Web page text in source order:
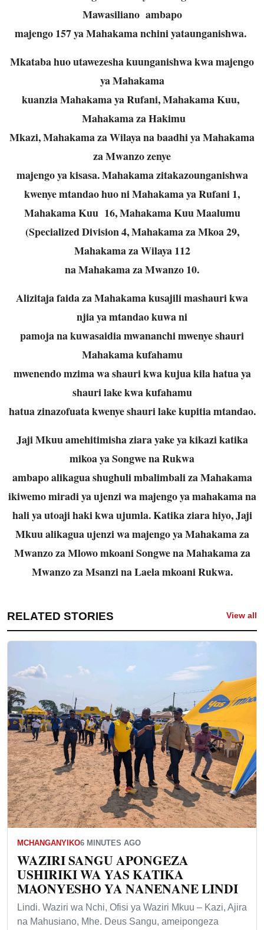
Mawasiliano ambapo
majengo 157 ya Mahakama nchini yataunganishwa.
Mkataba huo utawezesha kuunganishwa kwa majengo
ya Mahakama
kuanzia Mahakama ya Rufani, Mahakama Kuu,
Mahakama za Hakimu
Mkazi, Mahakama za Wilaya na baadhi ya Mahakama
za Mwanzo zenye
majengo ya kisasa. Mahakama zitakazounganishwa
kwenye mtandao huo ni Mahakama ya Rufani 1,
Mahakama Kuu 16, Mahakama Kuu Maalumu
(Specialized Division 4, Mahakama za Mkoa 29,
Mahakama za Wilaya 112
na Mahakama za Mwanzo 10.
Alizitaja faida za Mahakama kusajili mashauri kwa
njia ya mtandao kuwa ni
pamoja na kuwasaidia mwananchi mwenye shauri
Mahakama kufahamu
mwenendo mzima wa shauri kwa kujua kila hatua ya
shauri lake kwa kufahamu
hatua zinazofuata kwenye shauri lake kupitia mtandao.
Jaji Mkuu amehitimisha ziara yake ya kikazi katika
mikoa ya Songwe na Rukwa
ambapo alikagua shughuli mbalimbali za Mahakama
ikiwemo miradi ya ujenzi wamajengo ya mahakama na
hali ya utoaji haki kwa ujumla. Katika ziara hiyo, Jaji
Mkuu alikagua ujenzi wa majengo ya Mahakama za
Mwanzo za Mlowo mkoaniSongwe na Mahakama za
Mwanzo za Msanzi na Laela mkoani Rukwa.
RELATED STORIES View all
MCHANGANYIKO6 MINUTES AGO
WAZIRI SANGU APONGEZA
USHIRIKI WA YAS KATIKA
MAONYESHO YA NANENANE LINDI
Lindi. Waziri wa Nchi, Ofisi ya Waziri Mkuu – Kazi, Ajira
na Mahusiano, Mhe. Deus Sangu, ameipongeza